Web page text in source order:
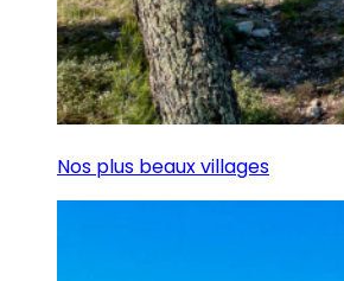
Nos plus beaux villages